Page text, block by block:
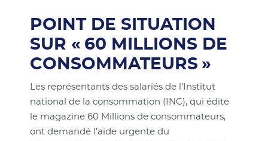
POINT DE SITUATION
SUR « 60 MILLIONS DE
CONSOMMATEURS »
Les représentants des salariés de l’Institut
national de la consommation (INC), qui édite
le magazine 60 Millions de consommateurs,
ont demandé l’aide urgente du